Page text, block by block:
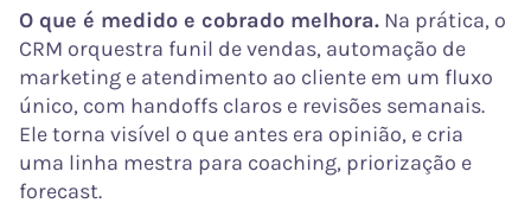
O que é medido e cobrado melhora. Na prática, o
CRM orquestra funil de vendas, automação de
marketing e atendimento ao cliente em um fluxo
único, com handoffs claros e revisões semanais.
Ele torna visível o que antes era opinião, e cria
uma linha mestra para coaching, priorização e
forecast.